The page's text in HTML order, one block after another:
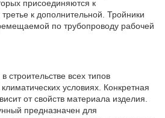
присоединяются к
к дополнительной. Тройники
по трубопроводу рабочей
строительстве всех типов
условиях. Конкретная
от свойств материала изделия.
предназначен для